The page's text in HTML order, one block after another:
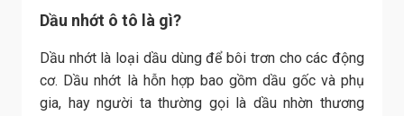
Dầu nhớt ô tô là gì?
Dầu nhớt là loại dầu dùng để bôi trơn cho các động
cơ. Dầu nhớt là hỗn hợp bao gồm dầu gốc và phụ
gia, hay người ta thường gọi là dầu nhờn thương